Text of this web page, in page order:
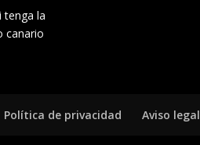
tenga la
canario
Política de privacidad Aviso legal